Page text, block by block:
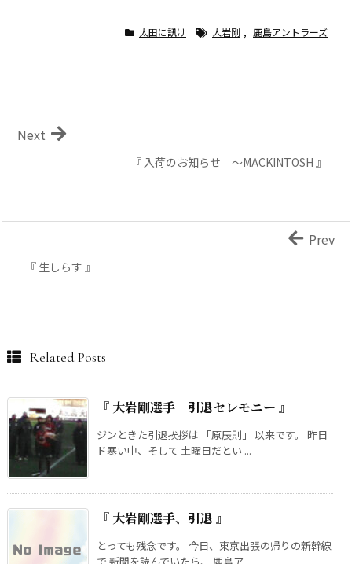
太田に訊け 大岩剛 , 鹿島アントラーズ
『 入荷のお知らせ ～MACKINTOSH 』
Next
『 生しらす 』
Prev
Related Posts
『 大岩剛選手 引退セレモニー 』
ジンときた引退挨拶は 「原辰則」 以来です。 昨日
ド寒い中、そして 土曜日だとい ...
『 大岩剛選手、引退 』
とっても残念です。 今日、東京出張の帰りの新幹線